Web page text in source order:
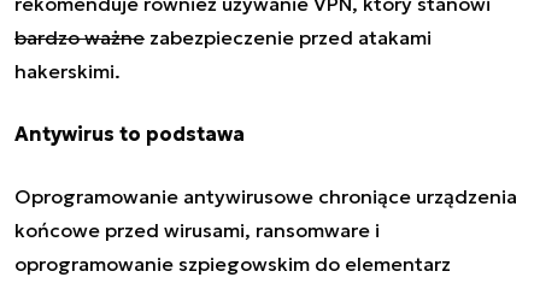
bardzo ważne zabezpieczenie przed atakami
hakerskimi.
Antywirus to podstawa
Oprogramowanie antywirusowe chroniące urządzenia
końcowe przed wirusami, ransomware i
oprogramowanie szpiegowskim do elementarz